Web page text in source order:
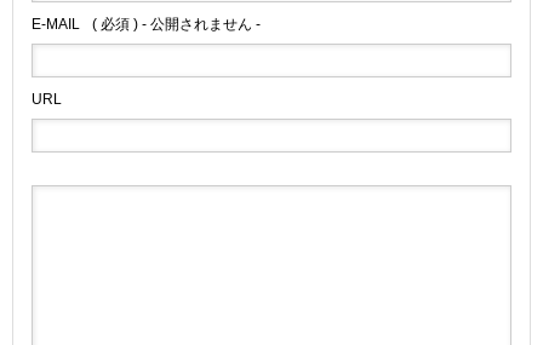
E-MAIL ( 必須 ) - 公開されません -
URL